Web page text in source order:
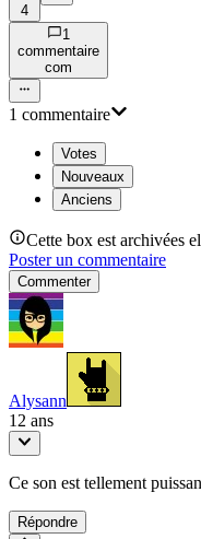
4
1
commentaire
com
1 commentaire
Votes
Nouveaux
Anciens
Cette box est archivées
Poster un commentaire
Commenter
Alysann
12 ans
Ce son est tellement
Répondre